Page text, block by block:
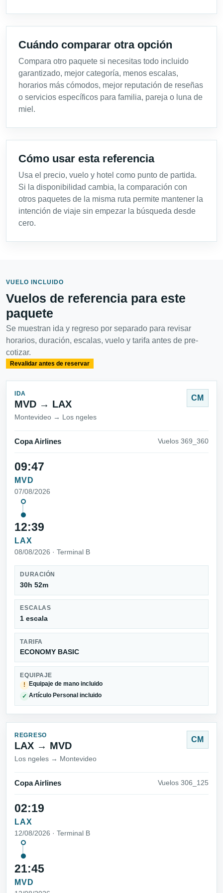
Cuándo comparar otra opción
Compara otro paquete si necesitas todo incluido
garantizado, mejor categoría, menos escalas,
horarios más cómodos, mejor reputación de reseñas
o servicios específicos para familia, pareja o luna de
miel.
Cómo usar esta referencia
Usa el precio, vuelo y hotel como punto de partida.
Si la disponibilidad cambia, la comparación con
otros paquetes de la misma ruta permite mantener la
intención de viaje sin empezar la búsqueda desde
cero.
VUELO INCLUIDO
Vuelos de referencia para este
paquete
Se muestran ida y regreso por separado para revisar
horarios, duración, escalas, vuelo y tarifa antes de pre-
cotizar.
Revalidar antes de reservar
IDA
MVD → LAX
Montevideo → Los ngeles
CM
Copa Airlines Vuelos 369_360
09:47
MVD
07/08/2026
12:39
LAX
08/08/2026 · Terminal B
DURACIÓN
30h 52m
ESCALAS
1 escala
TARIFA
ECONOMY BASIC
EQUIPAJE
!
Equipaje de mano incluido
✓ Artículo Personal incluido
REGRESO
LAX → MVD
Los ngeles → Montevideo
CM
Copa Airlines Vuelos 306_125
02:19
LAX
12/08/2026 · Terminal B
21:45
MVD